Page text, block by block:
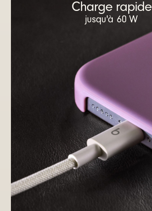
Charge rapide
jusqu'à 60 W